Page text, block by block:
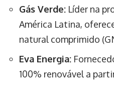
Gás Verde: Líder na
América Latina,
natural comprimido
Eva Energia:
100% renovável a